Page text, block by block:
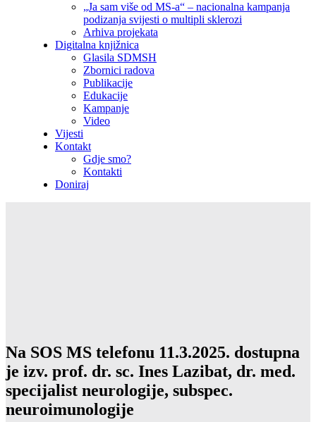
„Ja sam više od MS-a“ – nacionalna kampanja
podizanja svijesti o multipli sklerozi
Arhiva projekata
Digitalna knjižnica
Glasila SDMSH
Zbornici radova
Publikacije
Edukacije
Kampanje
Video
Vijesti
Kontakt
Gdje smo?
Kontakti
Doniraj
Na SOS MS telefonu 11.3.2025. dostupna
je izv. prof. dr. sc. Ines Lazibat, dr. med.
specijalist neurologije, subspec.
neuroimunologije